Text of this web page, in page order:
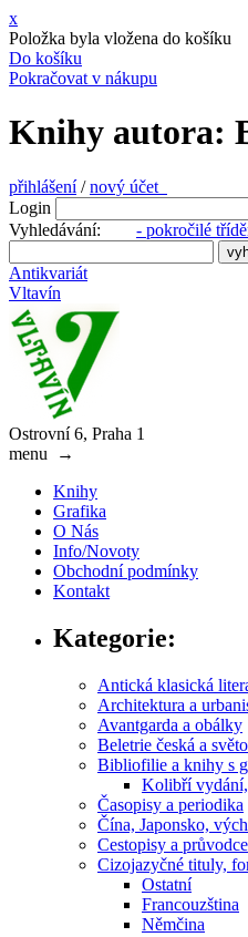
x
Položka byla vložena do košíku
Do košíku
Pokračovat v nákupu
Knihy autora:
přihlášení/nový účet
Login
Vyhledávání: - pokročilé
Antikvariát
Vltavín
Ostrovní 6, Praha 1
menu
→
Knihy
Grafika
O Nás
Info/Novoty
Obchodní podmínky
Kontakt
Kategorie:
Antická klasická
Architektura a
Avantgarda a obálky
Beletrie česká a
Bibliofilie a knihy s
Kolibří
Časopisy a periodika
Čína, Japonsko,
Cestopisy a průvodce
Cizojazyčné tituly,
Ostatní
Francouzština
Němčina